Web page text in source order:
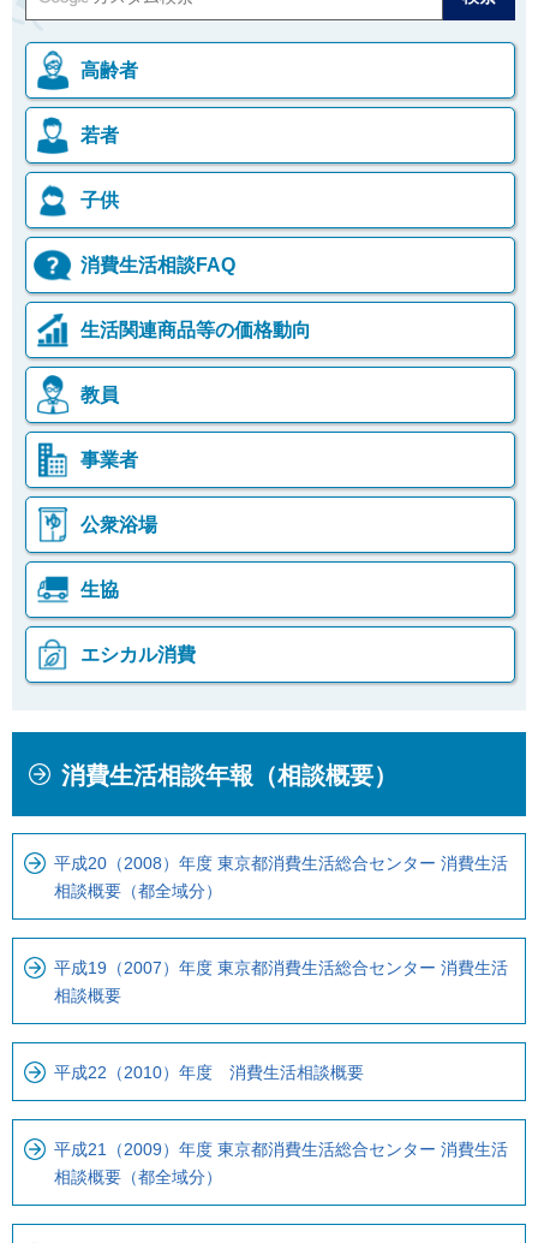
高齢者
若者
子供
消費生活相談FAQ
生活関連商品等の価格動向
教員
事業者
公衆浴場
生協
エシカル消費
ま
で
す
ロ
カ
ル
ビ
で
消費生活相談年報（相談概要）
平成20（2008）年度 東京都消費生活総合センター 消費生活
相談概要（都全域分）
平成19（2007）年度 東京都消費生活総合センター 消費生活
相談概要
平成22（2010）年度 消費生活相談概要
平成21（2009）年度 東京都消費生活総合センター 消費生活
相談概要（都全域分）